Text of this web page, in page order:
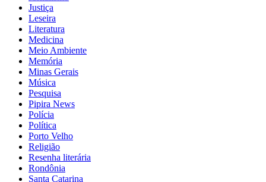
Justiça
Leseira
Literatura
Medicina
Meio Ambiente
Memória
Minas Gerais
Música
Pesquisa
Pipira News
Polícia
Política
Porto Velho
Religião
Resenha literária
Rondônia
Santa Catarina